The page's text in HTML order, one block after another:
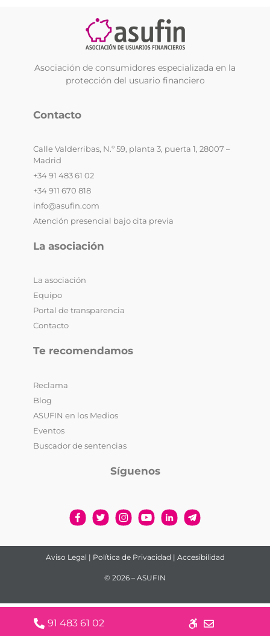
Asociación de consumidores especializada en la
protección del usuario financiero
91 483 61 02
Contacto
Calle Valderribas, N.º 59, planta 3, puerta 1, 28007 –
Madrid
+34 91 483 61 02
+34 911 670 818
info@asufin.com
Atención presencial bajo cita previa
La asociación
La asociación
Equipo
Portal de transparencia
Contacto
Te recomendamos
Reclama
Blog
ASUFIN en los Medios
Eventos
Buscador de sentencias
Síguenos
Aviso Legal | Política de Privacidad | Accesibilidad
© 2026 – ASUFIN